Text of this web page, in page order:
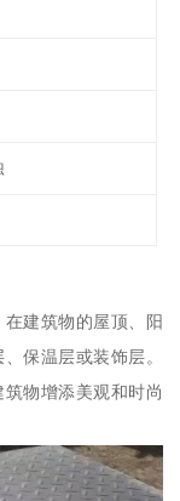
建筑物的屋顶、阳
保温层或装饰层。
物增添美观和时尚